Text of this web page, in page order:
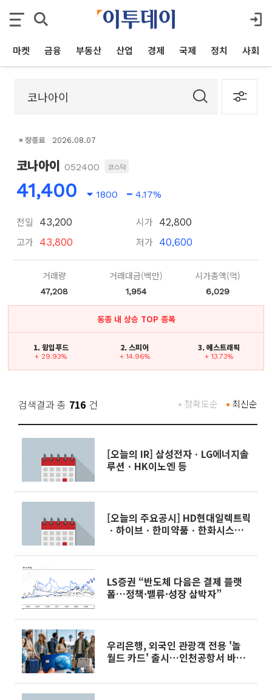
마켓 금융 부동산 산업 경제 국제 정치 사회
장종료 2026.08.07
코나아이 052400 코스닥
41,400 1800 4.17%
전일 43,200
고가 43,800
시가 42,800
저가 40,600
거래량
47,208
거래대금(백만)
1,954
시가총액(억)
6,029
동종 내 상승 TOP 종목
1. 윙입푸드
+ 29.93%
2. 스피어
+ 14.96%
3. 에스트래픽
+ 13.73%
검색결과 총 716 건 최신순
정확도순
[오늘의 IR] 삼성전자ㆍLG에너지솔
루션ㆍHK이노엔 등
[오늘의 주요공시] HD현대일렉트릭
ㆍ하이브ㆍ한미약품ㆍ한화시스템
LS증권 “반도체 다음은 결제 플랫
폼…정책·밸류·성장 삼박자”
우리은행, 외국인 관광객 전용 '놀
월드 카드' 출시…인천공항서 바로